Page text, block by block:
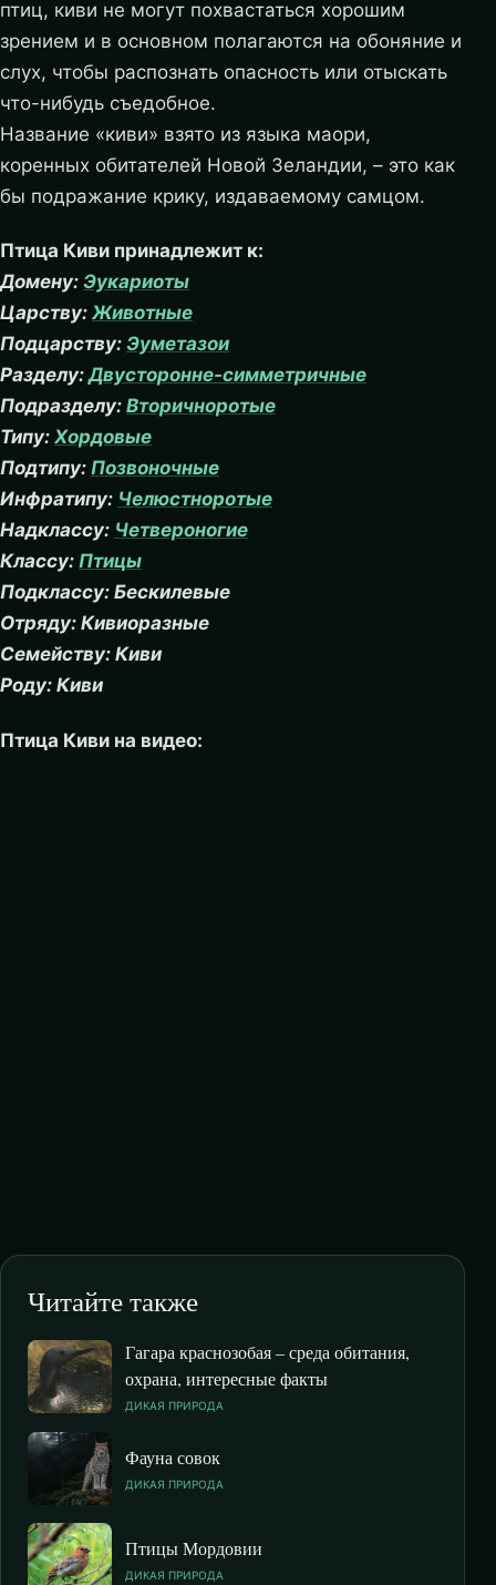
птиц, киви не могут похвастаться хорошим
зрением и в основном полагаются на обоняние и
слух, чтобы распознать опасность или отыскать
что-нибудь съедобное.
Название «киви» взято из языка маори,
коренных обитателей Новой Зеландии, – это как
бы подражание крику, издаваемому самцом.
Птица Киви принадлежит к:
Домену: Эукариоты
Царству: Животные
Подцарству: Эуметазои
Разделу:Двусторонне-симметричные
Подразделу: Вторичноротые
Типу: Хордовые
Подтипу: Позвоночные
Инфратипу: Челюстноротые
Надклассу: Четвероногие
Классу: Птицы
Подклассу: Бескилевые
Отряду: Кивиоразные
Семейству: Киви
Роду: Киви
Птица Киви на видео:
Читайте также
Гагара краснозобая – среда обитания,
охрана, интересные факты
ДИКАЯ ПРИРОДА
Фауна совок
ДИКАЯ ПРИРОДА
Птицы Мордовии
ДИКАЯ ПРИРОДА